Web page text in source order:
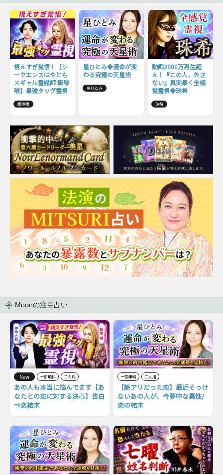
視えすぎ覚悟！【シ
ークエンスはやとも
×ギャル霊媒師 飯塚
唯】最強タッグ霊視
飯塚唯
星ひとみ◆運命が変
わる究極の天星術
星ひとみ
動画2000万再生超
え！『この人、外さ
ない』真実暴く全感
覚霊視◆珠希
珠希
Moonの注目占い
New 一部無料 二人用
あの人も本当に悩んでます【あ
なたとの恋に対する決心】告白
⇒恋結末
一部無料 二人用
【脈アリだった恋】最近そっけ
ないあの人が、今夢中な異性/
恋の結末